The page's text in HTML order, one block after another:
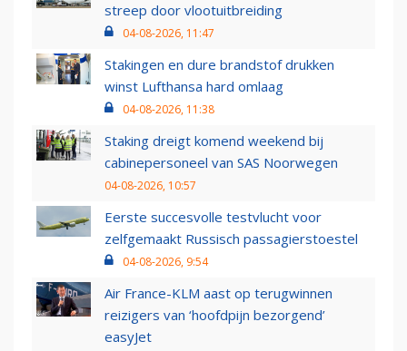
streep door vlootuitbreiding
04-08-2026, 11:47
Stakingen en dure brandstof drukken
winst Lufthansa hard omlaag
04-08-2026, 11:38
Staking dreigt komend weekend bij
cabinepersoneel van SAS Noorwegen
04-08-2026, 10:57
Eerste succesvolle testvlucht voor
zelfgemaakt Russisch passagierstoestel
04-08-2026, 9:54
Air France-KLM aast op terugwinnen
reizigers van ‘hoofdpijn bezorgend’
easyJet